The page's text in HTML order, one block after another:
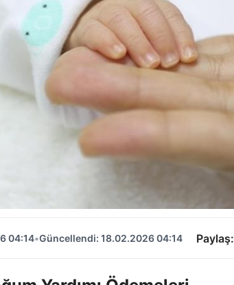
04:14•Güncellendi: 18.02.2026 04:14 Paylaş: